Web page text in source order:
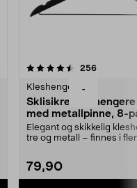
-
256
Kleshengere
Sklisikre
med metallpinne, 8-
Elegant og skikkelig
tre og metall – finnes i
79,90
4.5av 5 stjerner